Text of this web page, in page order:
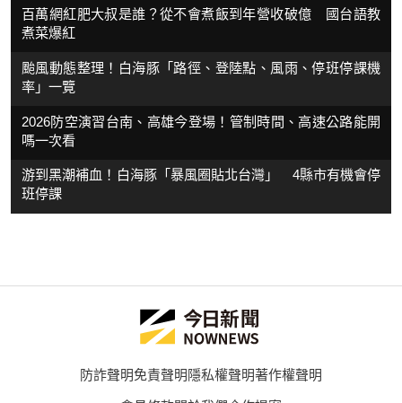
百萬網紅肥大叔是誰？從不會煮飯到年營收破億 國台語教
煮菜爆紅
颱風動態整理！白海豚「路徑、登陸點、風雨、停班停課機
率」一覽
2026防空演習台南、高雄今登場！管制時間、高速公路能開
嗎一次看
游到黑潮補血！白海豚「暴風圈貼北台灣」 4縣市有機會停
班停課
防詐聲明免責聲明隱私權聲明著作權聲明